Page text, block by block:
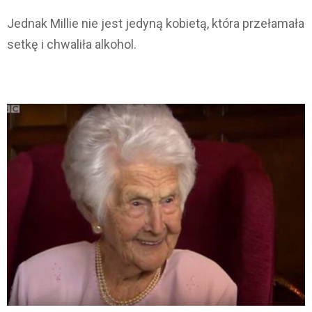
Jednak Millie nie jest jedyną kobietą, która przełamała
setkę i chwaliła alkohol.